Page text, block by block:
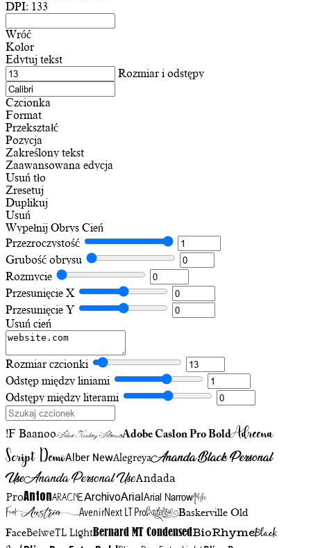
DPI: 133
Wróć
Kolor
Edytuj tekst
Rozmiar i odstępy
Czcionka
Format
Przekształć
Pozycja
Zakreślony tekst
Zaawansowana edycja
Usuń tło
Zresetuj
Duplikuj
Usuń
Wypełnij Obrys Cień
Przezroczystość
Grubość obrysu
Rozmycie
Przesunięcie X
Przesunięcie Y
Usuń cień
Rozmiar czcionki
Odstęp między liniami
Odstępy między literami
!F BaanooAdine Kirnberg AlternateAdobe Caslon Pro BoldAdreena
Script DemoAlber NewAlegreyaAnanda Black Personal
UseAnanda Personal UseAndada
ProAntonAracneArchivoArialArial NarrowArtistic
FriendAustriaAvenirNext LT ProBadelionBaskerville Old
FaceBelweTL LightBernard MT CondensedBioRhymeBlack